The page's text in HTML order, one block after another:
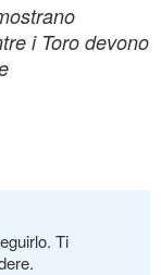
i Toro devono
Ti